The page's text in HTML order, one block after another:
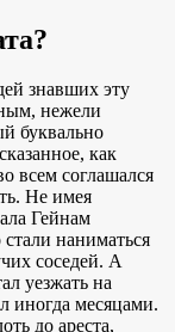
знавших эту
нежели
буквально
как
всем соглашался
Не имея
Гейнам
наниматься
соседей. А
уезжать на
иногда месяцами.
до ареста,